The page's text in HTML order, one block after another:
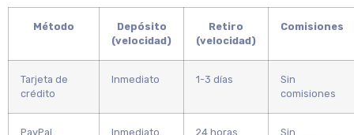
Método
Depósito
(velocidad)
Retiro
(velocidad)
Comisiones
Tarjeta de
crédito
Inmediato 1-3 días
Sin
comisiones
PayPal Inmediato 24 horas
Sin